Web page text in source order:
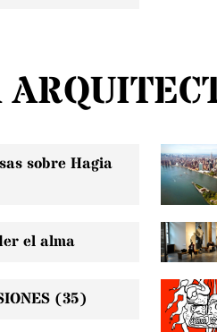
sobre Hagia
el alma
(35)